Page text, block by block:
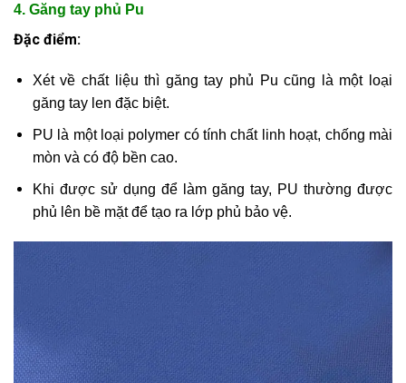
4. Găng tay phủ Pu
Đặc điểm:
Xét về chất liệu thì găng tay phủ Pu cũng là một loại
găng tay len đặc biệt.
PU là một loại polymer có tính chất linh hoạt, chống mài
mòn và có độ bền cao.
Khi được sử dụng để làm găng tay, PU thường được
phủ lên bề mặt để tạo ra lớp phủ bảo vệ.